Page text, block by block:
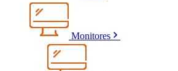
Monitores